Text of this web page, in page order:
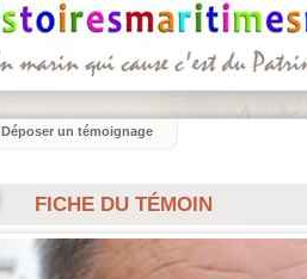
FICHE DU TÉMOIN
Déposer un témoignage